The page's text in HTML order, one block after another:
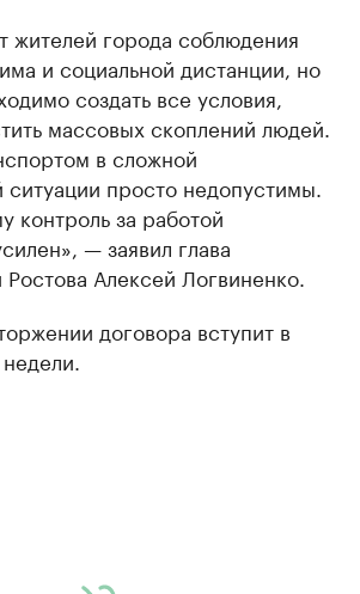
жителей города соблюдения
и социальной дистанции, но
создать все условия,
массовых скоплений людей.
в сложной
просто недопустимы.
контроль за работой
— заявил глава
Алексей Логвиненко.
договора вступит в